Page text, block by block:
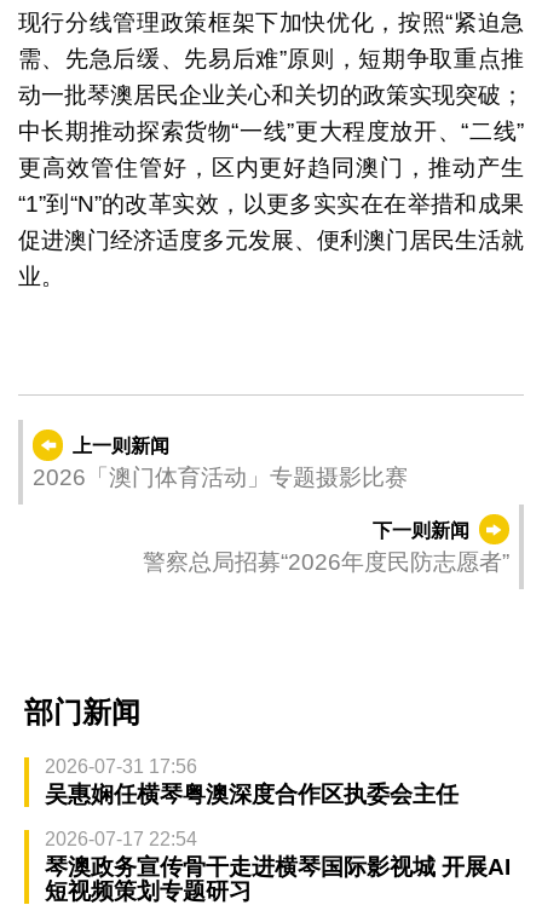
现行分线管理政策框架下加快优化，按照“紧迫急
需、先急后缓、先易后难”原则，短期争取重点推
动一批琴澳居民企业关心和关切的政策实现突破；
中长期推动探索货物“一线”更大程度放开、“二线”
更高效管住管好，区内更好趋同澳门，推动产生
“1”到“N”的改革实效，以更多实实在在举措和成果
促进澳门经济适度多元发展、便利澳门居民生活就
业。
上一则新闻
2026「澳门体育活动」专题摄影比赛
下一则新闻
警察总局招募“2026年度民防志愿者”
部门新闻
2026-07-31 17:56
吴惠娴任横琴粤澳深度合作区执委会主任
2026-07-17 22:54
琴澳政务宣传骨干走进横琴国际影视城 开展AI
短视频策划专题研习